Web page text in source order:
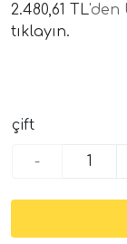
Modelleri
2.480,61 TL'den
tıklayın.
çift
-